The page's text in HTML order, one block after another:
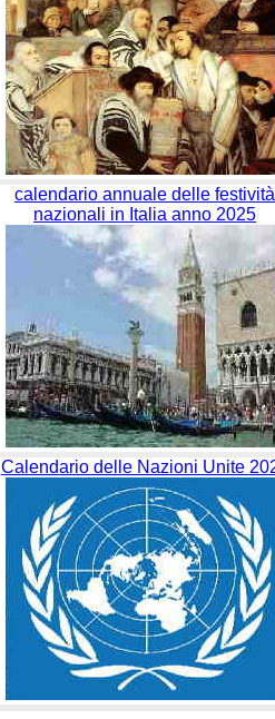
calendario annuale delle festività
nazionali in Italia anno 2025
Calendario delle Nazioni Unite